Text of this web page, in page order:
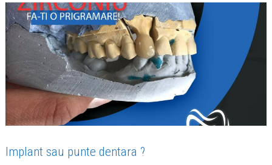
Implant sau punte dentara ?